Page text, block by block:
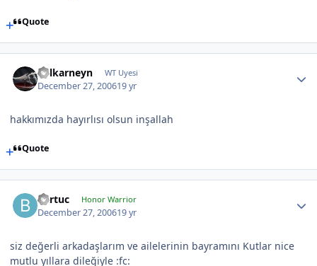
Quote
Zulkarneyn WT Uyesi
December 27, 200619 yr
hakkımızda hayırlısı olsun inşallah
Quote
Bartuc Honor Warrior
December 27, 200619 yr
siz değerli arkadaşlarım ve ailelerinin bayramını Kutlar nice
mutlu yıllara dileğiyle :fc: